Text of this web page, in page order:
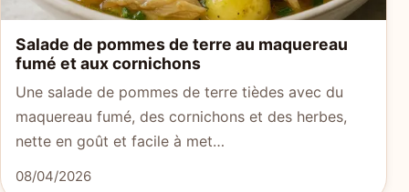
Salade de pommes de terre au maquereau
fumé et aux cornichons
Une salade de pommes de terre tièdes avec du
maquereau fumé, des cornichons et des herbes,
nette en goût et facile à met…
08/04/2026